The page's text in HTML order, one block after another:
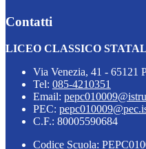
Contatti
LICEO CLASSICO
Via Venezia, 41 - 65121
Tel: 085-4210351
Email:
PEC:
C.F.: 80005590684
Codice Scuola: